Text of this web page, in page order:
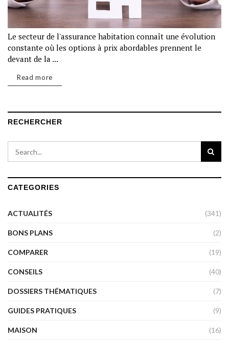
Le secteur de l'assurance habitation connaît une évolution
constante où les options à prix abordables prennent le
devant de la ...
Read more
RECHERCHER
CATEGORIES
ACTUALITÉS (341)
BONS PLANS (2)
COMPARER (19)
CONSEILS (40)
DOSSIERS THÉMATIQUES (7)
GUIDES PRATIQUES (9)
MAISON (16)